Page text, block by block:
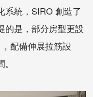
系統，SIRO 創造了
的是，部分房型更設
配備伸展拉筋設